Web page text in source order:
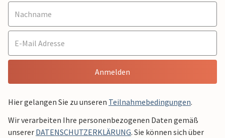
Anmelden
Hier gelangen Sie zu unseren Teilnahmebedingungen.
Wir verarbeiten Ihre personenbezogenen Daten gemäß
unserer DATENSCHUTZERKLÄRUNG. Sie können sich über